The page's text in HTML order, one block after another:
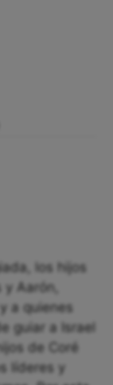
los hijos
Aarón,
a quienes
guiar a Israel
de Coré
líderes y